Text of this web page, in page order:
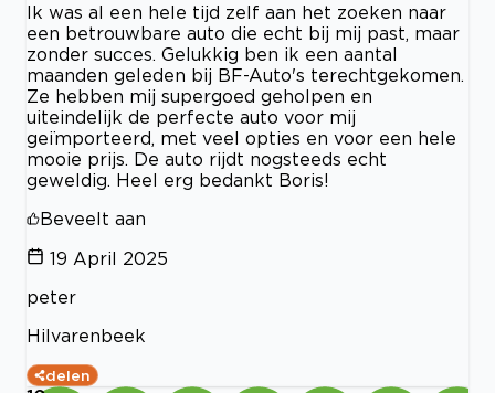
Ik was al een hele tijd zelf aan het zoeken naar
een betrouwbare auto die echt bij mij past, maar
zonder succes. Gelukkig ben ik een aantal
maanden geleden bij BF-Auto's terechtgekomen.
Ze hebben mij supergoed geholpen en
uiteindelijk de perfecte auto voor mij
geïmporteerd, met veel opties en voor een hele
mooie prijs. De auto rijdt nogsteeds echt
geweldig. Heel erg bedankt Boris!
Beveelt aan
19 April 2025
peter
Hilvarenbeek
delen